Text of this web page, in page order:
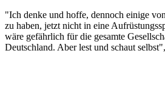
"Ich denke und hoffe, dennoch einige
zu haben, jetzt nicht in eine
wäre gefährlich für die gesamte
Deutschland. Aber lest und schaut